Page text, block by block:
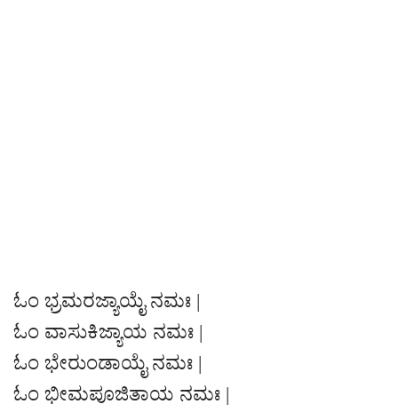
ಓಂ ಭ್ರಮರಜ್ಯಾಯೈ ನಮಃ |
ಓಂ ವಾಸುಕಿಜ್ಯಾಯ ನಮಃ |
ಓಂ ಭೇರುಂಡಾಯೈ ನಮಃ |
ಓಂ ಭೀಮಪೂಜಿತಾಯ ನಮಃ |